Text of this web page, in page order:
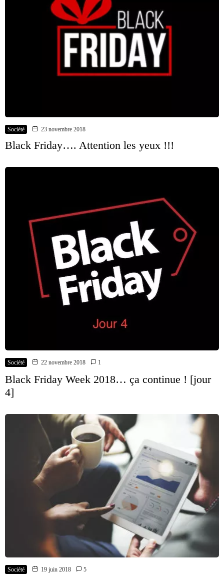
Société 23 novembre 2018
Black Friday…. Attention les yeux !!!
Société 22 novembre 2018 1
Black Friday Week 2018… ça continue ! [jour
4]
Société 19 juin 2018 5